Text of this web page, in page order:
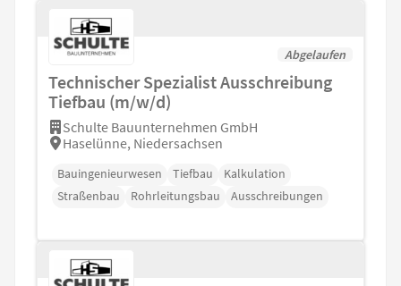
Abgelaufen
Technischer Spezialist Ausschreibung
Tiefbau (m/w/d)
Schulte Bauunternehmen GmbH
Haselünne, Niedersachsen
Bauingenieurwesen Tiefbau
Kalkulation
Straßenbau
Rohrleitungsbau Ausschreibungen